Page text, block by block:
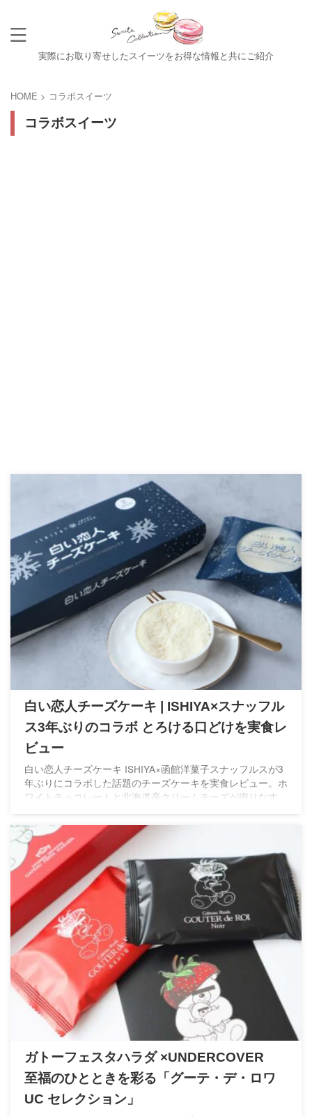
実際にお取り寄せしたスイーツをお得な情報と共にご紹介
HOME > コラボスイーツ
コラボスイーツ
白い恋人チーズケーキ | ISHIYA×スナッフル
ス3年ぶりのコラボ とろける口どけを実食レ
ビュー
白い恋人チーズケーキ ISHIYA×函館洋菓子スナッフルスが3
年ぶりにコラボした話題のチーズケーキを実食レビュー。ホ
ワイトチョコレートと北海道産クリームチーズが織りなす、
ガトーフェスタハラダ ×UNDERCOVER
至福のひとときを彩る「グーテ・デ・ロワ
UC セレクション」